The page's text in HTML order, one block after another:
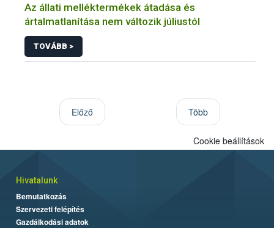
Az állati melléktermékek átadása és
ártalmatlanítása nem változik júliustól
TOVÁBB >
Előző Több
Cookie beállítások
Hivatalunk
Bemutatkozás
Szervezeti felépítés
Gazdálkodási adatok